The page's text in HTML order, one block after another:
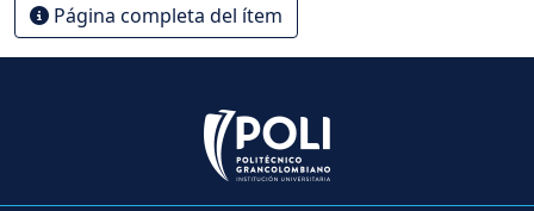
Página completa del ítem